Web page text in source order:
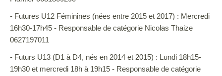
- Futures U12 Féminines (nées entre 2015 et 2017) : Mercredi
16h30-17h45 - Responsable de catégorie Nicolas Thaize
0627197011
- Futurs U13 (D1 à D4, nés en 2014 et 2015) : Lundi 18h15-
19h30 et mercredi 18h à 19h15 - Responsable de catégorie